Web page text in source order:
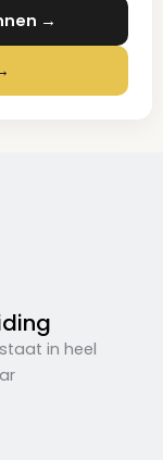
→
in heel